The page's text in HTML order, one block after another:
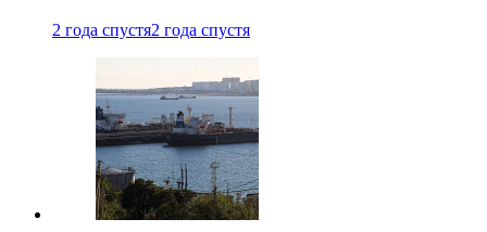
2 года спустя2 года спустя